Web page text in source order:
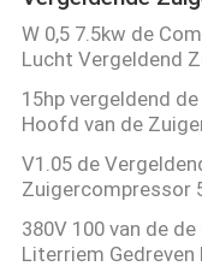
W 0,5 7.5kw de
Lucht Vergeldend
15hp vergeldend
Hoofd van de
V1.05 de
Zuigercompressor
380V 100 van de
Literriem